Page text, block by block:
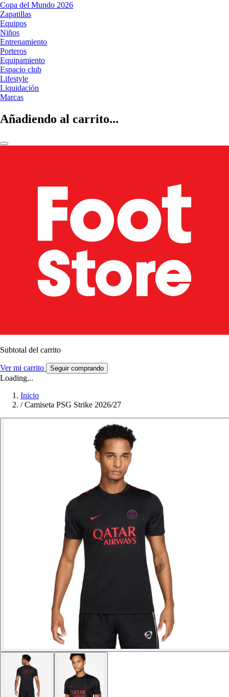
Copa del Mundo 2026
Zapatillas
Equipos
Niños
Entrenamiento
Porteros
Equipamiento
Espacio club
Lifestyle
Liquidación
Marcas
Añadiendo al carrito...
Subtotal del carrito
Ver mi carrito Seguir comprando
Loading...
Inicio
/ Camiseta PSG Strike 2026/27